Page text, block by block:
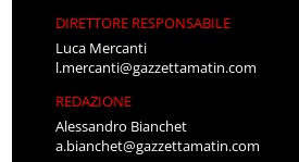
DIRETTORE RESPONSABILE
Luca Mercanti
l.mercanti@gazzettamatin.com
REDAZIONE
Alessandro Bianchet
a.bianchet@gazzettamatin.com